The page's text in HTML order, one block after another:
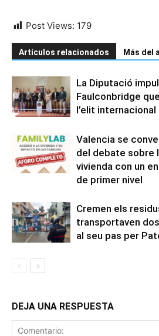
Post Views: 179
Artículos relacionados Más del
La Diputació
Faulconbridge
l’elit
Valencia se
del debate sobre
vivienda con un
de primer nivel
Cremen els
transportaven
al seu pas per
DEJA UNA RESPUESTA